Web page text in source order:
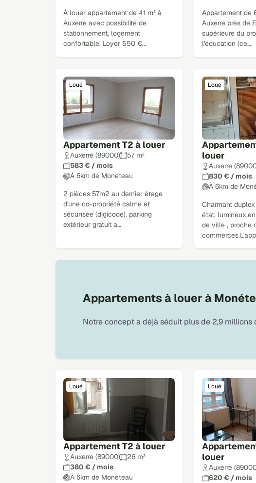
À louer appartement de 41 m² à
Auxerre avec possibilité de
stationnement, logement
confortable. Loyer 550 €…
Appartement de
Auxerre près de
supérieure du
l'éducation (ce…
Appartement T2 à louer
Loué
Auxerre (89000)
57 m²
583 € / mois
À 6km de Monéteau
2 pièces 57m2 au dernier étage
d'une co-propriété calme et
sécurisée (digicode). parking
extérieur gratuit a…
louer
Loué
Auxerre
830 € / mois
À 6km de
Charmant
état,
de ville , proche
Appartement T2 à louer
Loué
Auxerre (89000)
26 m²
380 € / mois
À 6km de Monéteau
louer
Loué
Auxerre
620 € / mois
Appartements à louer à
Notre concept a déjà séduit plus de 2,9 millions